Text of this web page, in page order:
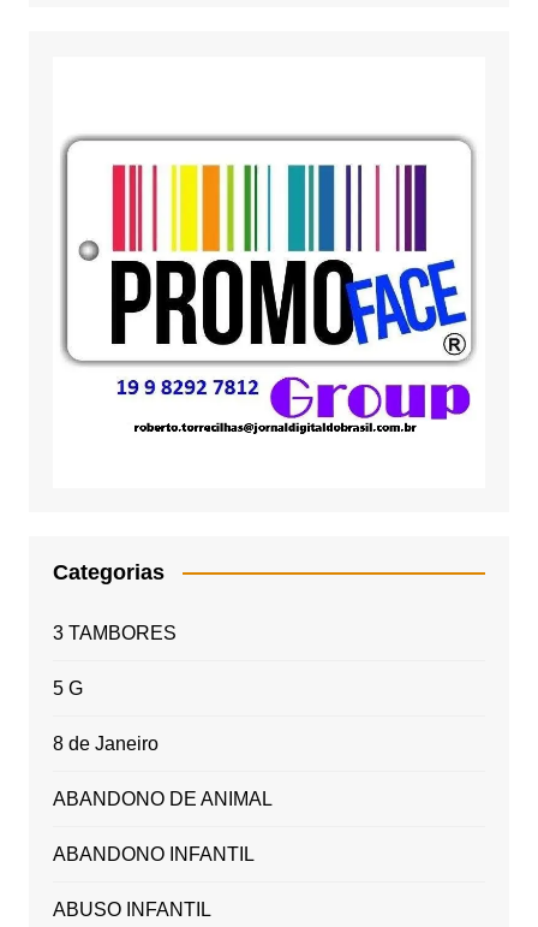
Categorias
3 TAMBORES
5 G
8 de Janeiro
ABANDONO DE ANIMAL
ABANDONO INFANTIL
ABUSO INFANTIL